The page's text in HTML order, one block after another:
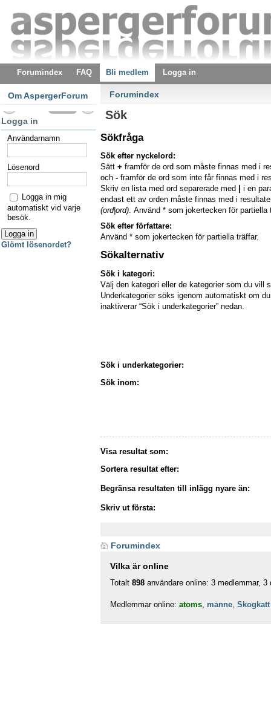
Forumindex FAQ Bli medlem Logga in
Forumindex
Sök
Sökfråga
Sök efter nyckelord:
Sätt + framför de ord som måste finnas med i
och - framför de ord som inte får finnas med i
Skriv en lista med ord separerade med
i en
endast ett av orden måste finnas med i
(ord|ord) . Använd * som jokertecken för partiella
Sök efter författare:
Använd * som jokertecken för partiella träffar.
Sökalternativ
Sök i kategori:
Välj den kategori eller de kategorier som du vill
Underkategorier söks igenom automatiskt om
inaktiverar “Sök i underkategorier” nedan.
Sök i underkategorier:
Sök inom:
Visa resultat som:
Sortera resultat efter:
Begränsa resultaten till inlägg nyare än:
Skriv ut första:
Forumindex
Vilka är online
Totalt 898 användare online: 3 medlemmar,
Medlemmar online: atoms manne Skogkatt
Om AspergerForum
Logga in
Användarnamn
Lösenord
Logga in mig
automatiskt vid varje
besök.
Glömt lösenordet?